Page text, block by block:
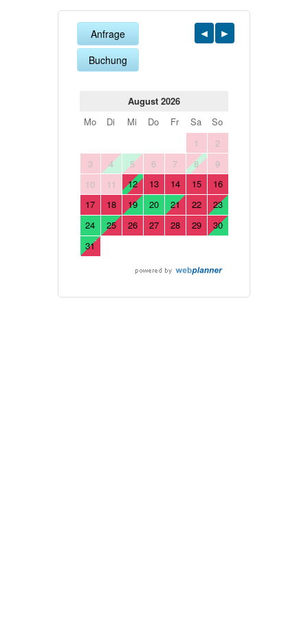
Anfrage
Buchung
August 2026
Mo
Di Mi Do Fr Sa
So
1
2
3
4 5 6 7 8
9
10
11 12 13 14 15
16
17
18 19 20 21 22
23
24
25 26 27 28 29
30
31